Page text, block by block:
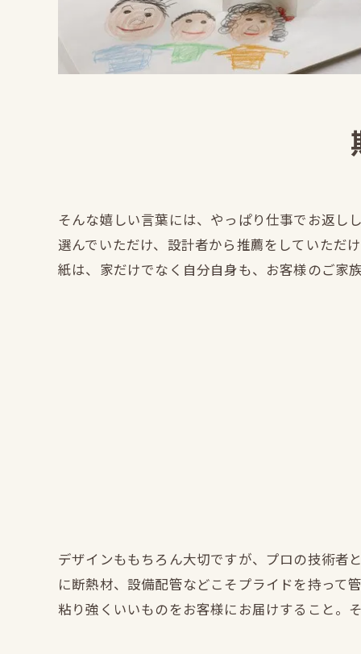
そんな嬉しい言葉には、やっぱり仕事でお返し
選んでいただけ、設計者から推薦をしていただ
紙は、家だけでなく自分自身も、お客様のご家
デザインももちろん大切ですが、プロの技術者
に断熱材、設備配管などこそプライドを持って
粘り強くいいものをお客様にお届けすること。